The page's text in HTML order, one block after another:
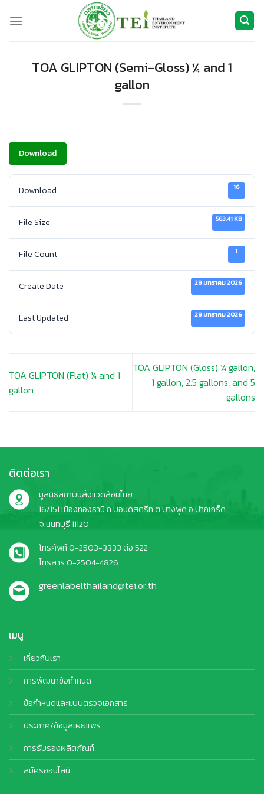
TOA GLIPTON (Semi-Gloss) ¼ and 1
gallon
Download
Download 16
File Size 563.41 KB
File Count 1
Create Date 28 มกราคม 2026
Last Updated 28 มกราคม 2026
TOA GLIPTON (Flat) ¼ and 1
gallon
TOA GLIPTON (Gloss) ¼ gallon,
1 gallon, 2.5 gallons, and 5
gallons
เมนู
เกี่ยวกับเรา
การพัฒนาข้อกำหนด
ข้อกำหนดและแบบตรวจเอกสาร
ประกาศ/ข้อมูลเผยแพร่
การรับรองผลิตภัณฑ์
สมัครออนไลน์
ติดต่อเรา
มูลนิธิสถาบันสิ่งแวดล้อมไทย
16/151 เมืองทองธานี ถ.บอนด์สตรีท ต.บางพูด อ.ปากเกร็ด
จ.นนทบุรี 11120
โทรศัพท์ 0-2503-3333 ต่อ 522
โทรสาร 0-2504-4826
greenlabelthailand@tei.or.th